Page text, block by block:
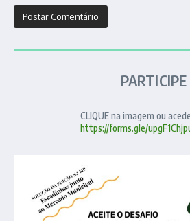
PARTICIPE
CLIQUE na imagem ou
https://forms.gle/